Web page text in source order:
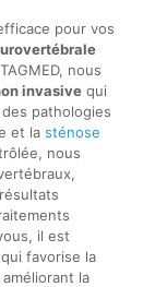
pour vos
nous
invasivequi
pathologies
et la sténose
nous
il est
favorise la
la